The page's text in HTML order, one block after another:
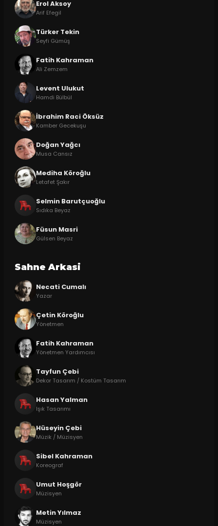
Erol Aksoy
Arif Efegil
Türker Tekin
Seyfi Gümüş
Fatih Kahraman
Ali Zemzem
Levent Ulukut
Hamdi Bülbül
İbrahim Raci Öksüz
Kamber Gecekuşu
Doğan Yağcı
Musa Cansız
Mediha Köroğlu
Letafet Şakır
Selmin Barutçuoğlu
Sıdıka Beyaz
Füsun Masri
Gülsen Beyaz
Sahne Arkasi
Necati Cumalı
Yazar
Çetin Köroğlu
Yönetmen
Fatih Kahraman
Yönetmen Yardımcısı
Tayfun Çebi
Dekor Tasarım / Kostüm Tasarım
Hasan Yalman
Işık Tasarımı
Hüseyin Çebi
Müzik / Müzisyen
Sibel Kahraman
Koreograf
Umut Hoşgör
Müzisyen
Metin Yılmaz
Müzisyen